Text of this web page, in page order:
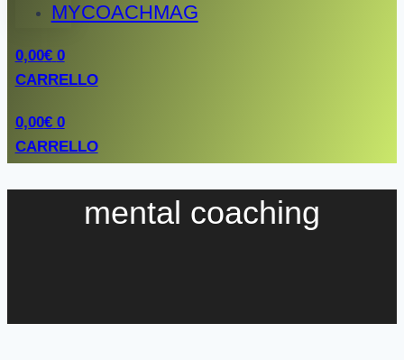
MYCOACHMAG
0,00€ 0
CARRELLO
0,00€ 0
CARRELLO
mental coaching